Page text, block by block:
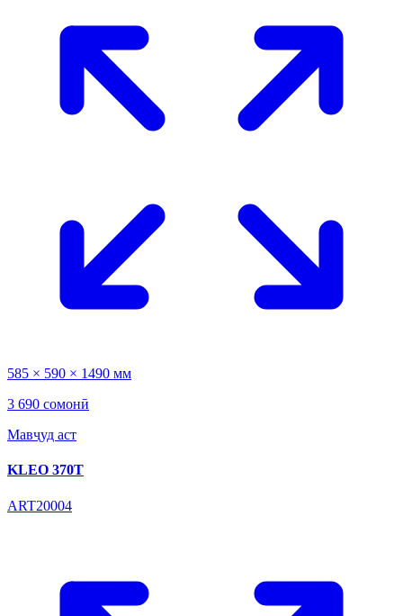
585 × 590 × 1490 мм
3 690 сомонӣ
Мавҷуд аст
KLEO 370T
ART20004